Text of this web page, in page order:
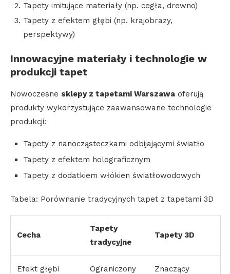
Tapety imitujące materiały (np. cegła, drewno)
Tapety z efektem głębi (np. krajobrazy,
perspektywy)
Innowacyjne materiały i technologie w
produkcji tapet
Nowoczesne sklepy z tapetami Warszawa oferują
produkty wykorzystujące zaawansowane technologie
produkcji:
Tapety z nanocząsteczkami odbijającymi światło
Tapety z efektem holograficznym
Tapety z dodatkiem włókien światłowodowych
Tabela: Porównanie tradycyjnych tapet z tapetami 3D
Cecha
Tapety
tradycyjne
Tapety 3D
Efekt głębi Ograniczony Znaczący